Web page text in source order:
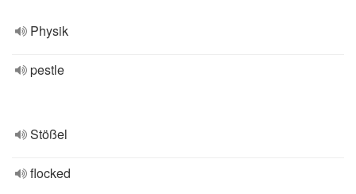
Physik
pestle
Stößel
flocked